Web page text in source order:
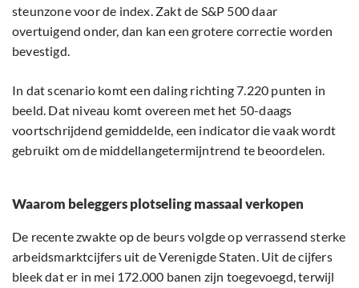
steunzone voor de index. Zakt de S&P 500 daar
overtuigend onder, dan kan een grotere correctie worden
bevestigd.
In dat scenario komt een daling richting 7.220 punten in
beeld. Dat niveau komt overeen met het 50-daags
voortschrijdend gemiddelde, een indicator die vaak wordt
gebruikt om de middellangetermijntrend te beoordelen.
Waarom beleggers plotseling massaal verkopen
De recente zwakte op de beurs volgde op verrassend sterke
arbeidsmarktcijfers uit de Verenigde Staten. Uit de cijfers
bleek dat er in mei 172.000 banen zijn toegevoegd, terwijl